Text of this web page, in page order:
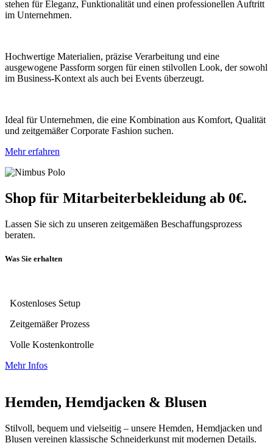
stehen für Eleganz, Funktionalität und einen professionellen Auftritt
im Unternehmen.
Hochwertige Materialien, präzise Verarbeitung und eine
ausgewogene Passform sorgen für einen stilvollen Look, der sowohl
im Business-Kontext als auch bei Events überzeugt.
Ideal für Unternehmen, die eine Kombination aus Komfort, Qualität
und zeitgemäßer Corporate Fashion suchen.
Mehr erfahren
Shop für Mitarbeiterbekleidung ab 0€.
Lassen Sie sich zu unseren zeitgemäßen Beschaffungsprozess
beraten.
Was Sie erhalten
Kostenloses Setup
Zeitgemäßer Prozess
Volle Kostenkontrolle
Mehr Infos
Hemden, Hemdjacken & Blusen
Stilvoll, bequem und vielseitig – unsere Hemden, Hemdjacken und
Blusen vereinen klassische Schneiderkunst mit modernen Details.